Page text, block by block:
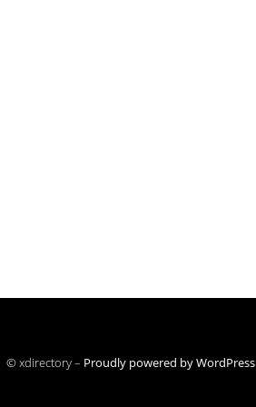
© xdirectory – Proudly powered by WordPress